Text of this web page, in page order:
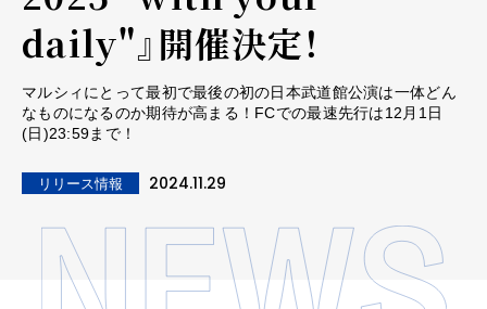
daily"』開催決定！
マルシィにとって最初で最後の初の日本武道館公演は一体どん
なものになるのか期待が高まる！FCでの最速先行は12月1日
(日)23:59まで！
リリース情報 2024.11.29